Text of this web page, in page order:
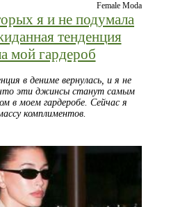
Female Moda
я и не подумала
тенденция
мой гардероб
в дениме вернулась, и я не
эти джинсы станут самым
в моем гардеробе. Сейчас я
комплиментов.